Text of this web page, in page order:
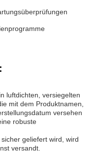
luftdichten, versiegelten
mit dem Produktnamen,
versehen
robuste
geliefert wird, wird
versandt.